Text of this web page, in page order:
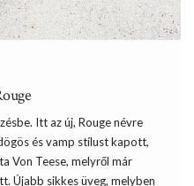
Itt az új, Rouge névre
és vamp stílust kapott,
Von Teese, melyről már
Újabb sikkes üveg, melyben